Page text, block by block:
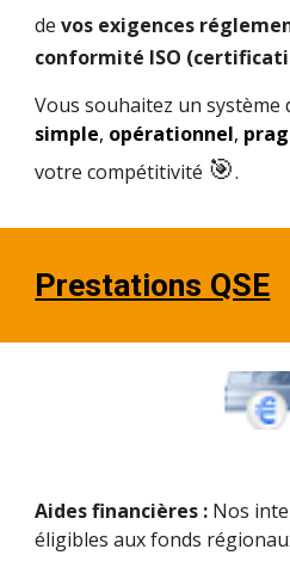
devos exigences
conformité ISO
Vous souhaitez un système
simple, opérationnel,
votre compétitivité 🎯.
Prestations QSE
Aides financières : Nos
éligibles aux fonds